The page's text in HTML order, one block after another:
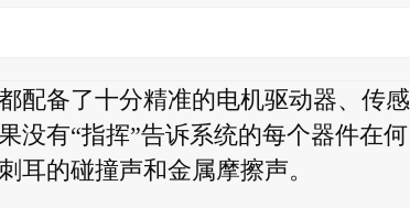
配备了十分精准的电机驱动器、传感
没有“指挥”告诉系统的每个器件在何
耳的碰撞声和金属摩擦声。